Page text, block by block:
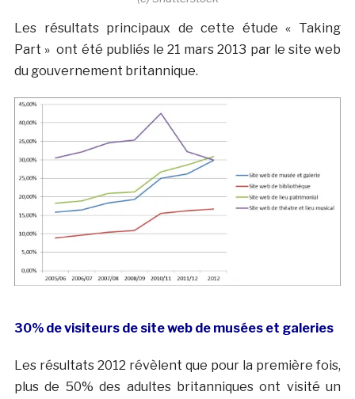
Les résultats principaux de cette étude « Taking
Part » ont été publiés le 21 mars 2013 par le site web
du gouvernement britannique.
30% de visiteurs de site web de musées et galeries
Les résultats 2012 révèlent que pour la première fois,
plus de 50% des adultes britanniques ont visité un